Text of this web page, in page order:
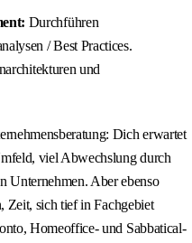
Durchführen
/ Best Practices.
und
Dich erwartet
viel Abwechslung durch
Unternehmen. Aber ebenso
Zeit, sich tief in Fachgebiet
Homeoffice- und Sabbatical-